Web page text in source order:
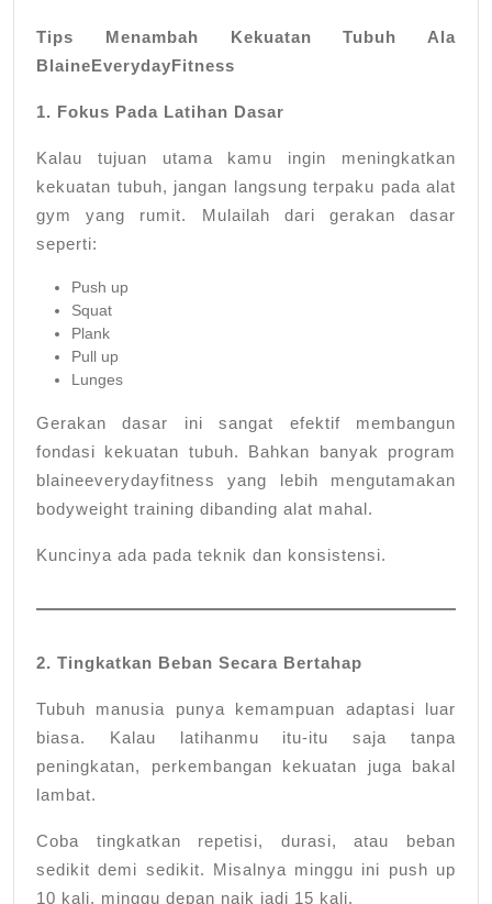
Tips Menambah Kekuatan Tubuh Ala
BlaineEverydayFitness
1. Fokus Pada Latihan Dasar
Kalau tujuan utama kamu ingin meningkatkan
kekuatan tubuh, jangan langsung terpaku pada alat
gym yang rumit. Mulailah dari gerakan dasar
seperti:
Push up
Squat
Plank
Pull up
Lunges
Gerakan dasar ini sangat efektif membangun
fondasi kekuatan tubuh. Bahkan banyak program
blaineeverydayfitness yang lebih mengutamakan
bodyweight training dibanding alat mahal.
Kuncinya ada pada teknik dan konsistensi.
2. Tingkatkan Beban Secara Bertahap
Tubuh manusia punya kemampuan adaptasi luar
biasa. Kalau latihanmu itu-itu saja tanpa
peningkatan, perkembangan kekuatan juga bakal
lambat.
Coba tingkatkan repetisi, durasi, atau beban
sedikit demi sedikit. Misalnya minggu ini push up
10 kali, minggu depan naik jadi 15 kali.